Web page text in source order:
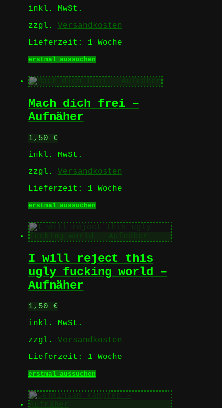
inkl. MwSt.
zzgl. Versandkosten
Lieferzeit: 1 Woche
erstmal aussuchenDieses
weist
mehrere
auf.
werden
Mach dich frei –
Aufnäher
1,50 €
inkl. MwSt.
zzgl. Versandkosten
Lieferzeit: 1 Woche
erstmal aussuchenDieses
weist
mehrere
Varianten
Die
Optionen
können
I will reject this
ugly fucking world –
Aufnäher
1,50 €
inkl. MwSt.
zzgl. Versandkosten
Lieferzeit: 1 Woche
erstmal aussuchenDieses
weist
mehrere